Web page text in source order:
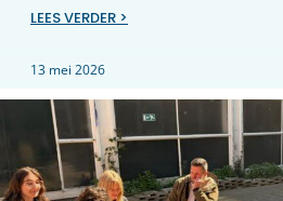
LEES VERDER >
13 mei 2026